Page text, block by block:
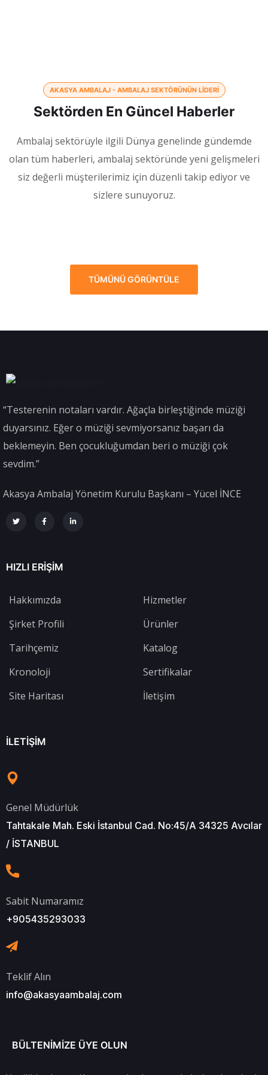
AKASYA AMBALAJ - AMBALAJ SEKTÖRÜNÜN LIDERI
Sektörden En Güncel Haberler
Ambalaj sektörüyle ilgili Dünya genelinde gündemde
olan tüm haberleri, ambalaj sektöründe yeni gelişmeleri
siz değerli müşterilerimiz için düzenli takip ediyor ve
sizlere sunuyoruz.
TÜMÜNÜ GÖRÜNTÜLE
“Testerenin notaları vardır. Ağaçla birleştiğinde müziği
duyarsınız. Eğer o müziği sevmiyorsanız başarı da
beklemeyin. Ben çocukluğumdan beri o müziği çok
sevdim.”
Akasya Ambalaj Yönetim Kurulu Başkanı – Yücel İNCE
HIZLI ERIŞIM
Hakkımızda
Şirket Profili
Tarihçemiz
Kronoloji
Site Haritası
Hizmetler
Ürünler
Katalog
Sertifikalar
İletişim
İLETIŞIM
Genel Müdürlük
Tahtakale Mah. Eski İstanbul Cad. No:45/A 34325 Avcılar
/ İSTANBUL
Sabit Numaramız
+905435293033
Teklif Alın
info@akasyaambalaj.com
BÜLTENIMIZE ÜYE OLUN